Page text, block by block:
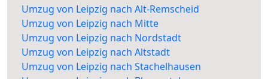
Umzug von Leipzig nach Alt-Remscheid
Umzug von Leipzig nach Mitte
Umzug von Leipzig nach Nordstadt
Umzug von Leipzig nach Altstadt
Umzug von Leipzig nach Stachelhausen